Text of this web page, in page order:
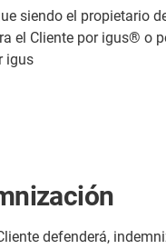
siendo el propietario
el Cliente por igus® o
igus
defenderá,